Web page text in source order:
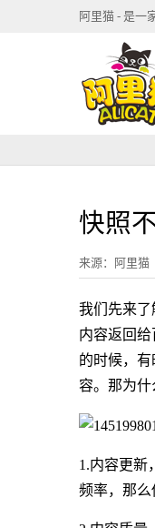
阿里猫 - 是一
快照
来源：阿里猫
我们先来
内容返回
的时候，
容。那为
1.内容更新
频率，那